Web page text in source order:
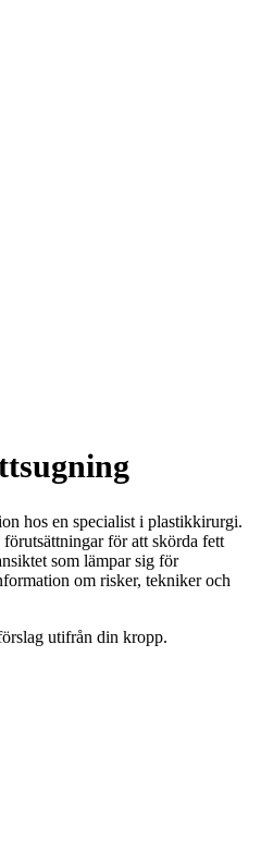
hos en specialist i plastikkirurgi.
för att skörda fett
som lämpar sig för
om risker, tekniker och
utifrån din kropp.